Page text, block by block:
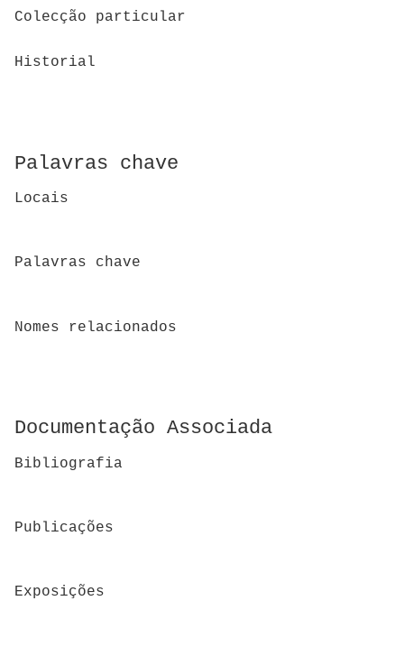
Colecção particular
Historial
Palavras chave
Locais
Palavras chave
Nomes relacionados
Documentação Associada
Bibliografia
Publicações
Exposições